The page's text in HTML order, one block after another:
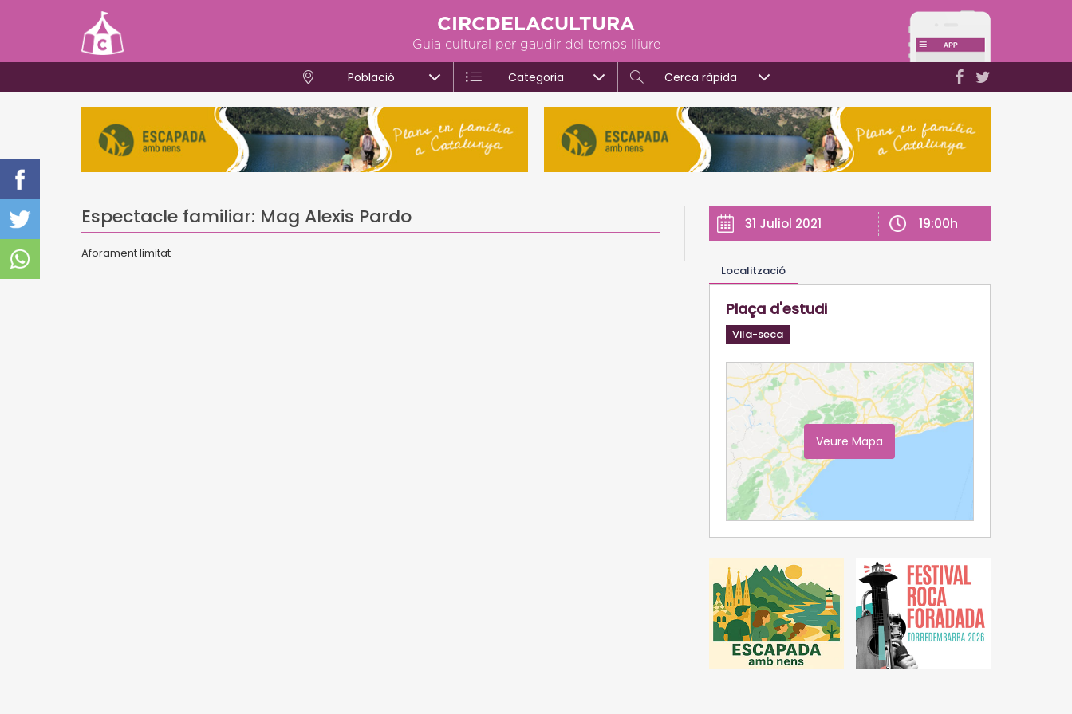
CIRCDELACULTURA
Guia cultural per gaudir del temps lliure
Població Categoria Cerca ràpida
Espectacle familiar: Mag Alexis Pardo
Aforament limitat
31 Juliol 2021 19:00h
Localització
Plaça d'estudi
Vila-seca
Veure Mapa